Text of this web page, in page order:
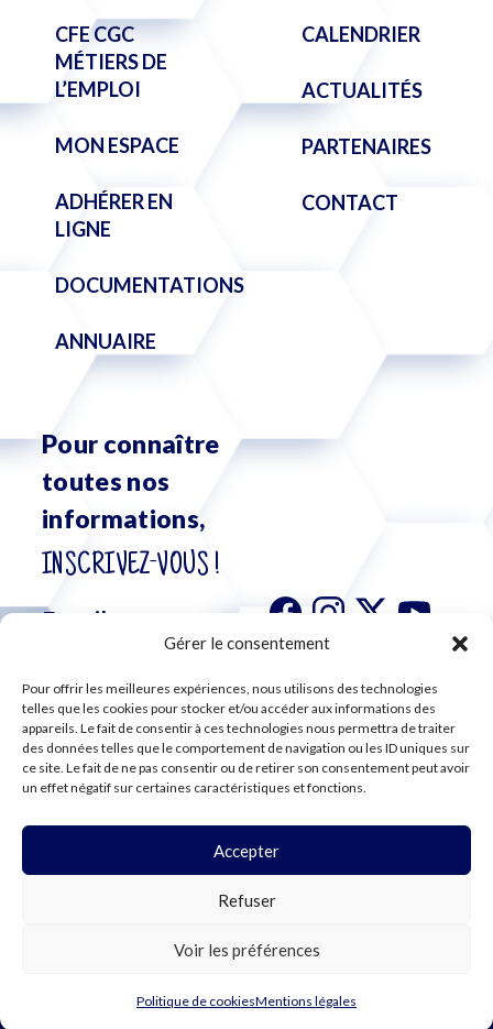
Gérer le consentement
Pour offrir les meilleures expériences, nous utilisons des technologies
telles que les cookies pour stocker et/ou accéder aux informations des
appareils. Le fait de consentir à ces technologies nous permettra de traiter
des données telles que le comportement de navigation ou les ID uniques sur
ce site. Le fait de ne pas consentir ou de retirer son consentement peut avoir
un effet négatif sur certaines caractéristiques et fonctions.
Accepter
Refuser
Voir les préférences
Politique de cookiesMentions légales
CFE CGC
MÉTIERS DE
L’EMPLOI
MON ESPACE
ADHÉRER EN
LIGNE
DOCUMENTATIONS
ANNUAIRE
CALENDRIER
ACTUALITÉS
PARTENAIRES
CONTACT
Pour connaître
toutes nos
informations,
INSCRIVEZ-VOUS !
S'abonner à
notre
newsletter
COOKIES
WEBDESIGN PAR LEMON Création